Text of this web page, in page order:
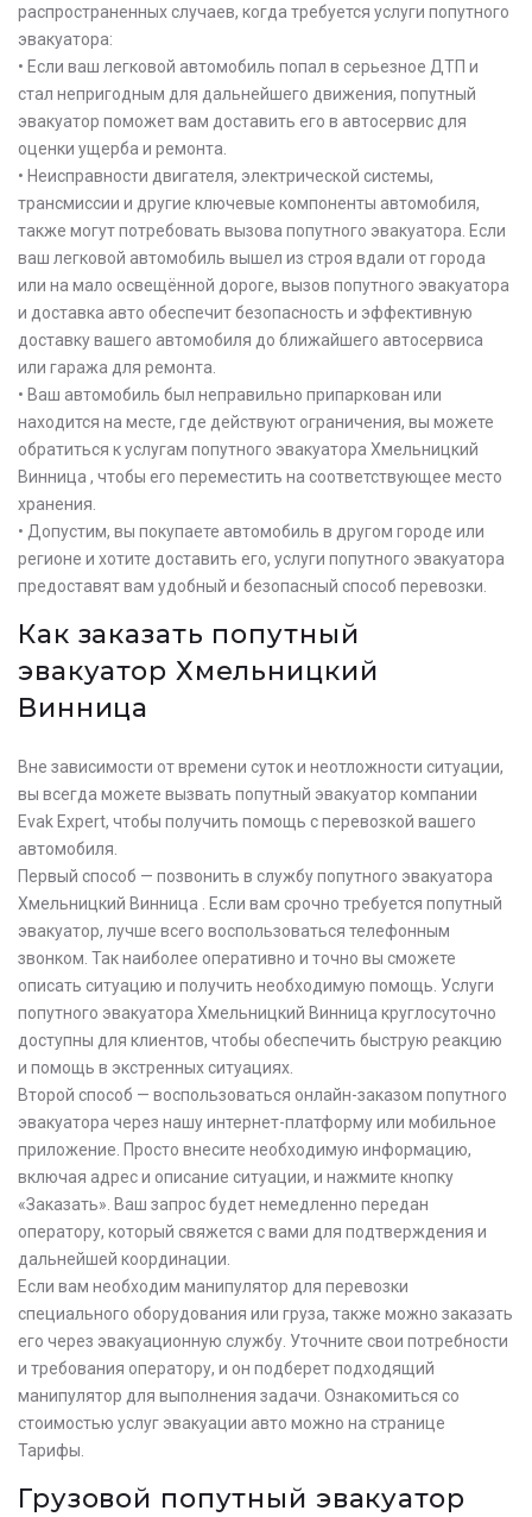
распространенных случаев, когда требуется услуги попутного
эвакуатора:
• Если ваш легковой автомобиль попал в серьезное ДТП и
стал непригодным для дальнейшего движения, попутный
эвакуатор поможет вам доставить его в автосервис для
оценки ущерба и ремонта.
• Неисправности двигателя, электрической системы,
трансмиссии и другие ключевые компоненты автомобиля,
также могут потребовать вызова попутного эвакуатора. Если
ваш легковой автомобиль вышел из строя вдали от города
или на мало освещённой дороге, вызов попутного эвакуатора
и доставка авто обеспечит безопасность и эффективную
доставку вашего автомобиля до ближайшего автосервиса
или гаража для ремонта.
• Ваш автомобиль был неправильно припаркован или
находится на месте, где действуют ограничения, вы можете
обратиться к услугам попутного эвакуатора Хмельницкий
Винница , чтобы его переместить на соответствующее место
хранения.
• Допустим, вы покупаете автомобиль в другом городе или
регионе и хотите доставить его, услуги попутного эвакуатора
предоставят вам удобный и безопасный способ перевозки.
Как заказать попутный
эвакуатор Хмельницкий
Винница
Вне зависимости от времени суток и неотложности ситуации,
вы всегда можете вызвать попутный эвакуатор компании
Evak Expert, чтобы получить помощь с перевозкой вашего
автомобиля.
Первый способ — позвонить в службу попутного эвакуатора
Хмельницкий Винница . Если вам срочно требуется попутный
эвакуатор, лучше всего воспользоваться телефонным
звонком. Так наиболее оперативно и точно вы сможете
описать ситуацию и получить необходимую помощь. Услуги
попутного эвакуатора Хмельницкий Винница круглосуточно
доступны для клиентов, чтобы обеспечить быструю реакцию
и помощь в экстренных ситуациях.
Второй способ — воспользоваться онлайн-заказом попутного
эвакуатора через нашу интернет-платформу или мобильное
приложение. Просто внесите необходимую информацию,
включая адрес и описание ситуации, и нажмите кнопку
«Заказать». Ваш запрос будет немедленно передан
оператору, который свяжется с вами для подтверждения и
дальнейшей координации.
Если вам необходим манипулятор для перевозки
специального оборудования или груза, также можно заказать
его через эвакуационную службу. Уточните свои потребности
и требования оператору, и он подберет подходящий
манипулятор для выполнения задачи. Ознакомиться со
стоимостью услуг эвакуации авто можно на странице
Тарифы.
Грузовой попутный эвакуатор